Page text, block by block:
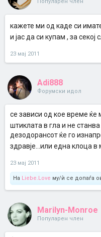
кажете ми од каде си
и јас да си купам , за секој
23 мај 2011
Adi888
Форумски идол
се зависи од кое време ќе
штиклата в гла и не станва
дезодорансот ќе го
здравје...или една клоца в
23 мај 2011
На Liebe.Love му/ѝ се допаѓа
Marilyn-Monroe
Популарен член